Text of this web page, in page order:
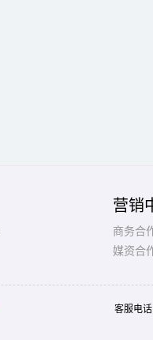
营销
商务合
媒资合
客服电